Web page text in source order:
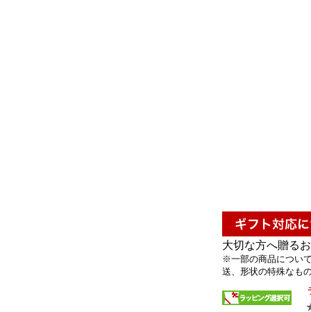
大切な方へ贈る
※一部の商品につい
送、形状の特殊なも